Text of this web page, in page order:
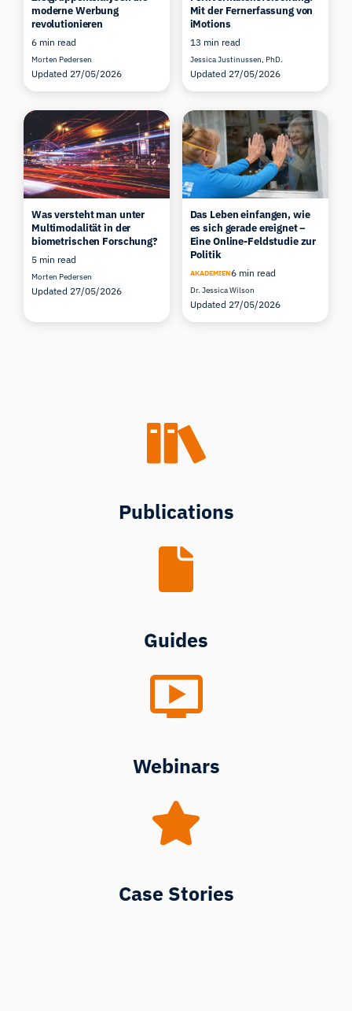
moderne Werbung
revolutionieren
6 min read
Morten Pedersen
Updated 27/05/2026
Mit der Fernerfassung von
iMotions
13 min read
Jessica Justinussen, PhD.
Updated 27/05/2026
Was versteht man unter
Multimodalität in der
biometrischen Forschung?
5 min read
Morten Pedersen
Updated 27/05/2026
Das Leben einfangen, wie
es sich gerade ereignet –
Eine Online-Feldstudie zur
Politik
AKADEMIEN6 min read
Dr. Jessica Wilson
Updated 27/05/2026
Publications
Guides
Webinars
Case Stories